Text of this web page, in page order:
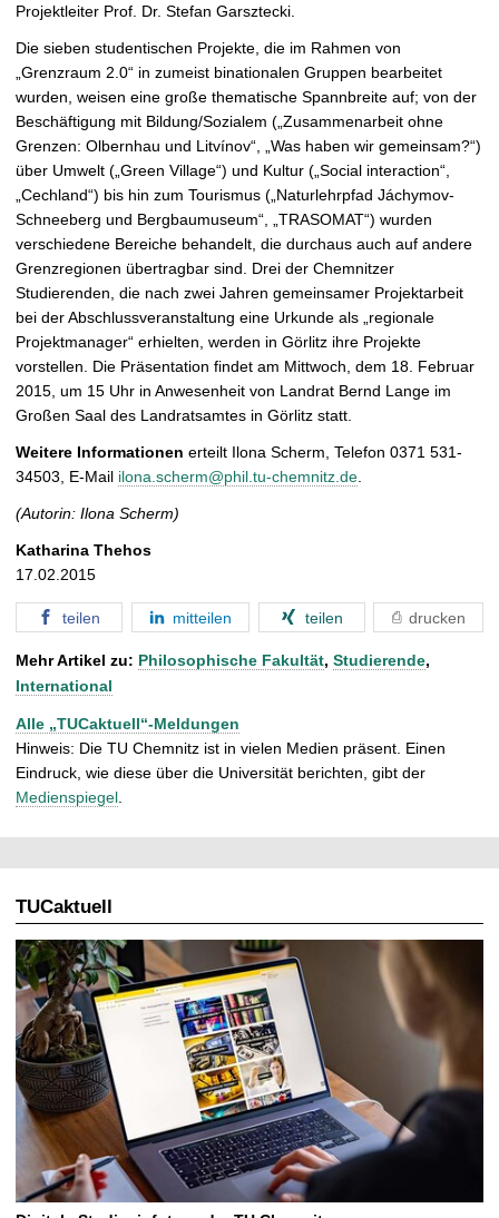
Projektleiter Prof. Dr. Stefan Garsztecki.
Die sieben studentischen Projekte, die im Rahmen von
„Grenzraum 2.0“ in zumeist binationalen Gruppen bearbeitet
wurden, weisen eine große thematische Spannbreite auf; von der
Beschäftigung mit Bildung/Sozialem („Zusammenarbeit ohne
Grenzen: Olbernhau und Litvínov“, „Was haben wir gemeinsam?“)
über Umwelt („Green Village“) und Kultur („Social interaction“,
„Cechland“) bis hin zum Tourismus („Naturlehrpfad Jáchymov-
Schneeberg und Bergbaumuseum“, „TRASOMAT“) wurden
verschiedene Bereiche behandelt, die durchaus auch auf andere
Grenzregionen übertragbar sind. Drei der Chemnitzer
Studierenden, die nach zwei Jahren gemeinsamer Projektarbeit
bei der Abschlussveranstaltung eine Urkunde als „regionale
Projektmanager“ erhielten, werden in Görlitz ihre Projekte
vorstellen. Die Präsentation findet am Mittwoch, dem 18. Februar
2015, um 15 Uhr in Anwesenheit von Landrat Bernd Lange im
Großen Saal des Landratsamtes in Görlitz statt.
Weitere Informationen erteilt Ilona Scherm, Telefon 0371 531-
34503, E-Mail ilona.scherm@phil.tu-chemnitz.de
(Autorin: Ilona Scherm)
Katharina Thehos
17.02.2015
teilen mitteilen teilen drucken
Mehr Artikel zu: Philosophische Fakultät, Studierende,
International
Alle „TUCaktuell“-Meldungen
Hinweis: Die TU Chemnitz ist in vielen Medien präsent. Einen
Eindruck, wie diese über die Universität berichten, gibt der
Medienspiegel.
TUCaktuell